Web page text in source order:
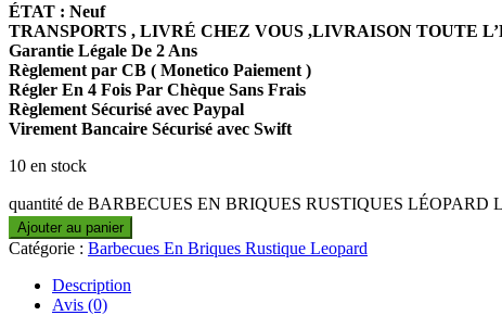
ÉTAT : Neuf
TRANSPORTS , LIVRÉ CHEZ VOUS ,LIVRAISON TOUTE
Garantie Légale De 2 Ans
Règlement par CB ( Monetico Paiement )
Régler En 4 Fois Par Chèque Sans Frais
Règlement Sécurisé avec Paypal
Virement Bancaire Sécurisé avec Swift
10 en stock
quantité de BARBECUES EN BRIQUES RUSTIQUES LÉOPARD
Ajouter au panier
Catégorie : Barbecues En Briques Rustique Leopard
Description
Avis (0)